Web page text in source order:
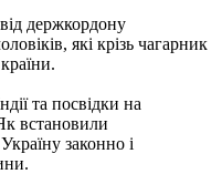
від держкордону
які крізь чагарник
та посвідки на
встановили
законно і